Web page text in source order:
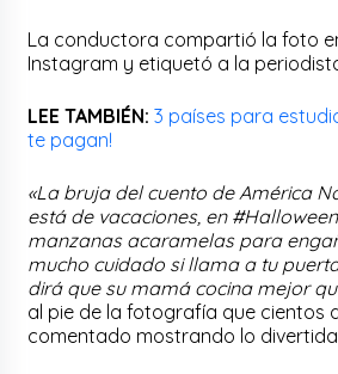
La conductora compartió la foto
Instagram y etiquetó a la
LEE TAMBIÉN: 3 países para
te pagan!
«La bruja del cuento de América
está de vacaciones, en
manzanas acaramelas para
mucho cuidado si llama a tu
dirá que su mamá cocina mejor
al pie de la fotografía que cientos
comentado mostrando lo divertida